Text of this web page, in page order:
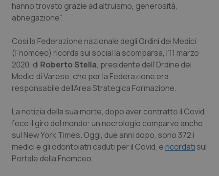
Lazio
Liguria
Lombardia
Marche
Molise
Piemonte
Provincia Autonoma di Bolzano
Diabete & glucometri
Disturbi dell’umore
Dolore
Donna & Salute
Epatiti
HIV
Infezioni & Febbre
hanno trovato grazie ad altruismo, generosità,
abnegazione”.
Così la Federazione nazionale degli Ordini dei Medici
(Fnomceo) ricorda sui social la scomparsa, l’11 marzo
2020, di Roberto Stella, presidente dell’Ordine dei
Medici di Varese, che per la Federazione era
responsabile dell’Area Strategica Formazione.
La notizia della sua morte, dopo aver contratto il Covid,
fece il giro del mondo: un necrologio comparve anche
sul New York Times. Oggi, due anni dopo, sono 372 i
medici e gli odontoiatri caduti per il Covid, ericordati sul
Portale della Fnomceo.